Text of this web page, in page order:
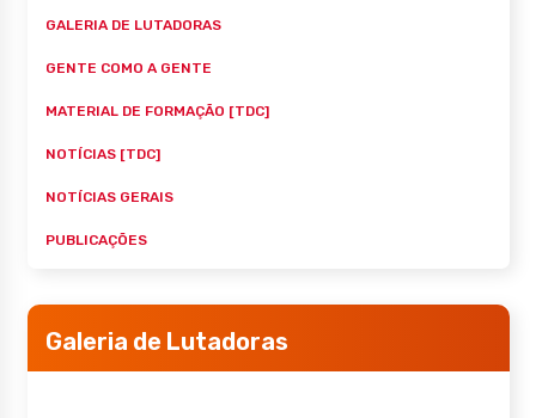
GALERIA DE LUTADORAS
GENTE COMO A GENTE
MATERIAL DE FORMAÇÃO [TDC]
NOTÍCIAS [TDC]
NOTÍCIAS GERAIS
PUBLICAÇÕES
Galeria de Lutadoras